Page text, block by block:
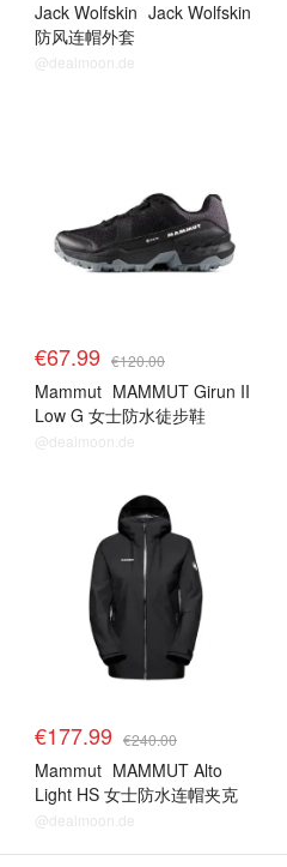
Jack Wolfskin Jack Wolfskin
防风连帽外套
@dealmoon.de
€67.99 €120.00
Mammut MAMMUT Girun II
Low G 女士防水徒步鞋
@dealmoon.de
€177.99 €240.00
Mammut MAMMUT Alto
Light HS 女士防水连帽夹克
@dealmoon.de